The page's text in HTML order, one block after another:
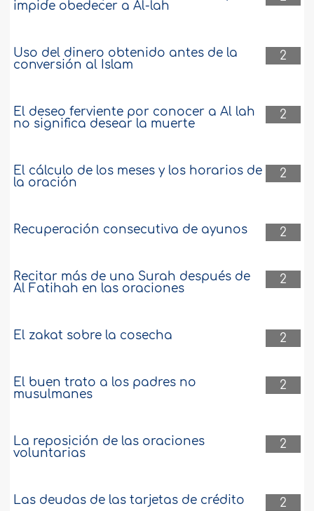
impide obedecer a Al-lah
2
Uso del dinero obtenido antes de la
conversión al Islam
2
El deseo ferviente por conocer a Al lah
no significa desear la muerte
2
El cálculo de los meses y los horarios de
la oración
2
Recuperación consecutiva de ayunos
2
Recitar más de una Surah después de
Al Fatihah en las oraciones
2
El zakat sobre la cosecha
2
El buen trato a los padres no
musulmanes
2
La reposición de las oraciones
voluntarias
2
Las deudas de las tarjetas de crédito